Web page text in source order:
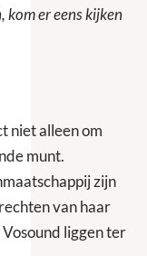
kom er eens kijken
niet alleen om
munt.
zijn
van haar
Vosound liggen ter